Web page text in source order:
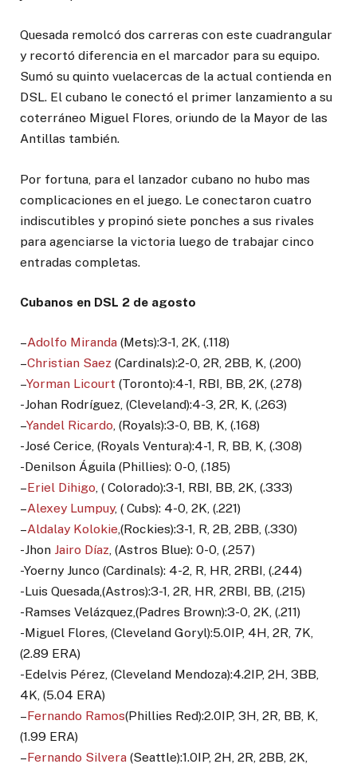
Quesada remolcó dos carreras con este cuadrangular
y recortó diferencia en el marcador para su equipo.
Sumó su quinto vuelacercas de la actual contienda en
DSL. El cubano le conectó el primer lanzamiento a su
coterráneo Miguel Flores, oriundo de la Mayor de las
Antillas también.
Por fortuna, para el lanzador cubano no hubo mas
complicaciones en el juego. Le conectaron cuatro
indiscutibles y propinó siete ponches a sus rivales
para agenciarse la victoria luego de trabajar cinco
entradas completas.
Cubanos en DSL 2 de agosto
–Adolfo Miranda (Mets):3-1, 2K, (.118)
–Christian Saez (Cardinals):2-0, 2R, 2BB, K, (.200)
–Yorman Licourt (Toronto):4-1, RBI, BB, 2K, (.278)
-Johan Rodríguez, (Cleveland):4-3, 2R, K, (.263)
–Yandel Ricardo, (Royals):3-0, BB, K, (.168)
-José Cerice, (Royals Ventura):4-1, R, BB, K, (.308)
-Denilson Águila (Phillies): 0-0, (.185)
–Eriel Dihigo, ( Colorado):3-1, RBI, BB, 2K, (.333)
–Alexey Lumpuy, ( Cubs): 4-0, 2K, (.221)
–Aldalay Kolokie,(Rockies):3-1, R, 2B, 2BB, (.330)
-Jhon Jairo Díaz, (Astros Blue): 0-0, (.257)
-Yoerny Junco (Cardinals): 4-2, R, HR, 2RBI, (.244)
-Luis Quesada,(Astros):3-1, 2R, HR, 2RBI, BB, (.215)
-Ramses Velázquez,(Padres Brown):3-0, 2K, (.211)
-Miguel Flores, (Cleveland Goryl):5.0IP, 4H, 2R, 7K,
(2.89 ERA)
-Edelvis Pérez, (Cleveland Mendoza):4.2IP, 2H, 3BB,
4K, (5.04 ERA)
–Fernando Ramos(Phillies Red):2.0IP, 3H, 2R, BB, K,
(1.99 ERA)
–Fernando Silvera (Seattle):1.0IP, 2H, 2R, 2BB, 2K,